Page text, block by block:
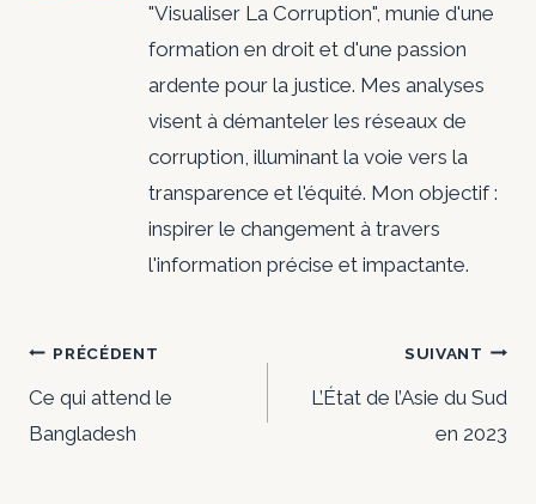
"Visualiser La Corruption", munie d'une
formation en droit et d'une passion
ardente pour la justice. Mes analyses
visent à démanteler les réseaux de
corruption, illuminant la voie vers la
transparence et l'équité. Mon objectif :
inspirer le changement à travers
l'information précise et impactante.
Navigation
de
l’article
PRÉCÉDENT
Ce qui attend le
Bangladesh
SUIVANT
L’État de l’Asie du Sud
en 2023